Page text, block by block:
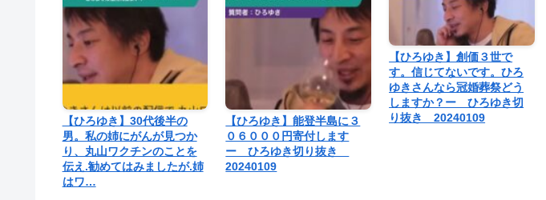
【ひろゆき】30代後半の
男。私の姉にがんが見つか
り、丸山ワクチンのことを
伝え.勧めてはみましたが.姉
はワ…
【ひろゆき】能登半島に３
０６０００円寄付します
ー ひろゆき切り抜き
20240109
【ひろゆき】創価３世で
す。信じてないです。ひろ
ゆきさんなら冠婚葬祭どう
しますか？ー ひろゆき切
り抜き 20240109